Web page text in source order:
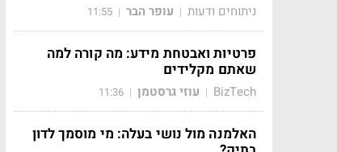
ניתוחים ודעות | עופר הבר |
11:55
פרטיות ואבטחת מידע: מה קורה למה
שאתם מקלידים
BizTech
| עוזי גרסטמן |
11:36
האלמנה מול נושי בעלה: מי מוסמך לדון